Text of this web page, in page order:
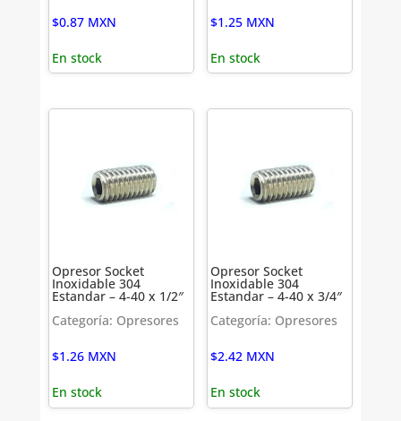
$0.87 MXN
En stock
$1.25 MXN
En stock
Opresor Socket
Inoxidable 304
Estandar – 4-40 x 1/2″
Categoría: Opresores
$1.26 MXN
En stock
Opresor Socket
Inoxidable 304
Estandar – 4-40 x 3/4″
Categoría: Opresores
$2.42 MXN
En stock